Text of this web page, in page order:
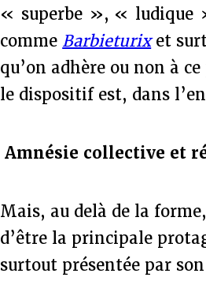
« superbe », « ludique
comme Barbieturixet
qu’on adhère ou non à
le dispositif est, dans
Amnésie collective et
Mais, au delà de la
d’être la principale
surtout présentée par